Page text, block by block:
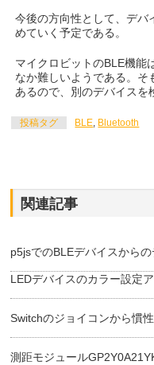
今後の方向性として、デバ
めていく予定である。
マイクロビットのBLE機能
なか難しいようである。そ
あるので、別のデバイスを
投稿タグ BLE, Bluetooth
関連記事
p5jsでのBLEデバイスから
LEDデバイスのカラー設定
Switchのジョイコンから慣
測距モジュール